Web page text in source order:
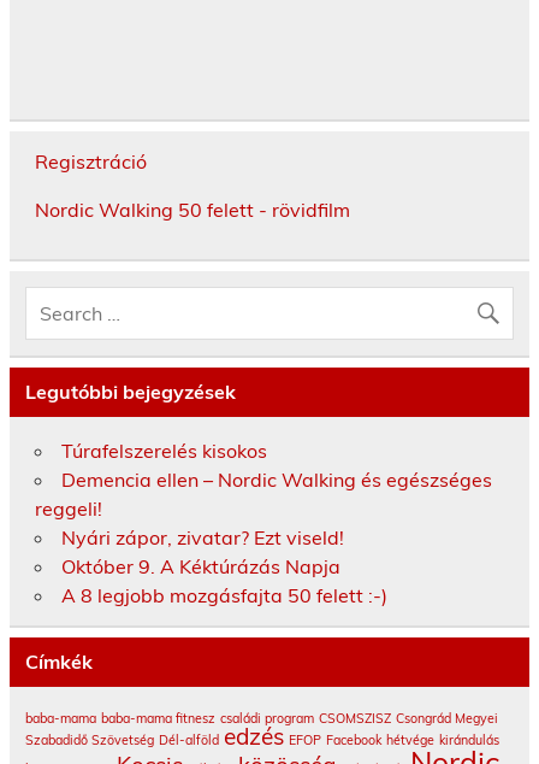
Regisztráció
Nordic Walking 50 felett - rövidfilm
Legutóbbi bejegyzések
Túrafelszerelés kisokos
Demencia ellen – Nordic Walking és egészséges
reggeli!
Nyári zápor, zivatar? Ezt viseld!
Október 9. A Kéktúrázás Napja
A 8 legjobb mozgásfajta 50 felett :-)
Címkék
baba-mama baba-mama fitnesz családi program CSOMSZISZ Csongrád Megyei
Szabadidő Szövetség Dél-alföld edzés EFOP Facebook hétvége kirándulás